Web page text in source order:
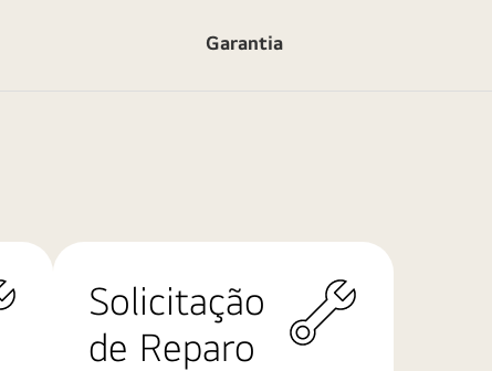
Garantia
Solicitação
de Reparo